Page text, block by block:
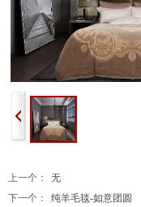
上一个：
无
下一个：
纯羊毛毯-如意团圆